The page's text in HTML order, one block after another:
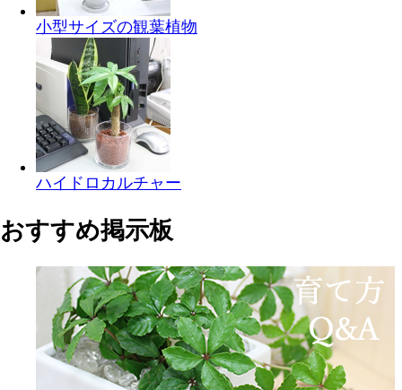
小型サイズの観葉植物
ハイドロカルチャー
おすすめ掲示板